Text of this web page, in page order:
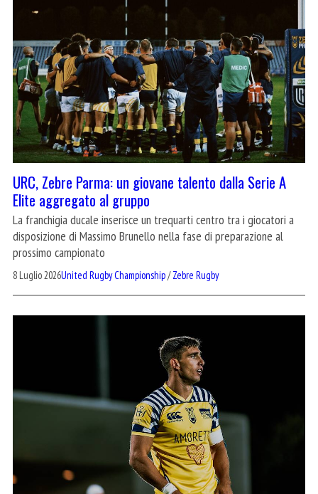
URC, Zebre Parma: un giovane talento dalla Serie A
Elite aggregato al gruppo
La franchigia ducale inserisce un trequarti centro tra i giocatori a
disposizione di Massimo Brunello nella fase di preparazione al
prossimo campionato
8 Luglio 2026United Rugby Championship/Zebre Rugby